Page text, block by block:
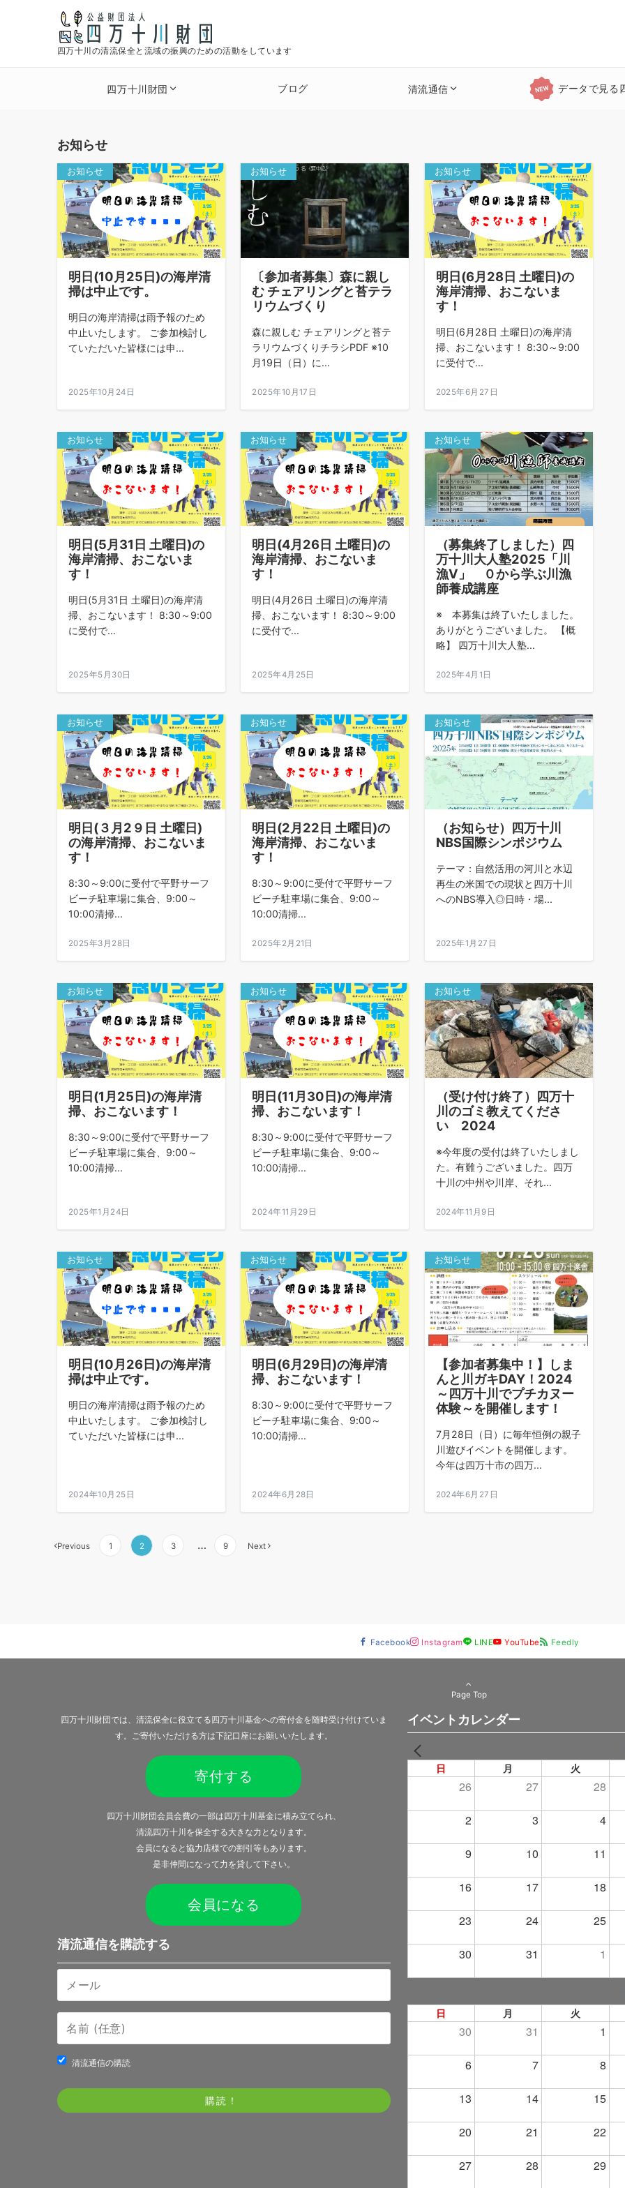
四万十川の清流保全と流域の振興のための活動をしています
四万十川財団 ブログ 清流通信 データで見る
お知らせ
お知らせ
明日(10月25日)の海岸清
掃は中止です。
明日の海岸清掃は雨予報のため
中止いたします。 ご参加検討し
ていただいた皆様には申...
2025年10月24日
お知らせ
〔参加者募集〕森に親し
む チェアリングと苔テラ
リウムづくり
森に親しむ チェアリングと苔テ
ラリウムづくりチラシPDF ※10
月19日（日）に...
2025年10月17日
お知らせ
明日(6月28日 土曜日)の
海岸清掃、おこないま
す！
明日(6月28日 土曜日)の海岸清
掃、おこないます！ 8:30～9:00
に受付で...
2025年6月27日
お知らせ
明日(5月31日 土曜日)の
海岸清掃、おこないま
す！
明日(5月31日 土曜日)の海岸清
掃、おこないます！ 8:30～9:00
に受付で...
2025年5月30日
お知らせ
明日(4月26日 土曜日)の
海岸清掃、おこないま
す！
明日(4月26日 土曜日)の海岸清
掃、おこないます！ 8:30～9:00
に受付で...
2025年4月25日
お知らせ
（募集終了しました）四
万十川大人塾2025「川
漁Ⅴ」 ０から学ぶ川漁
師養成講座
※ 本募集は終了いたしました。
ありがとうございました。 【概
略】 四万十川大人塾...
2025年4月1日
お知らせ
明日(３月2９日 土曜日)
の海岸清掃、おこないま
す！
8:30～9:00に受付で平野サーフ
ビーチ駐車場に集合、9:00～
10:00清掃...
2025年3月28日
お知らせ
明日(2月22日 土曜日)の
海岸清掃、おこないま
す！
8:30～9:00に受付で平野サーフ
ビーチ駐車場に集合、9:00～
10:00清掃...
2025年2月21日
お知らせ
（お知らせ）四万十川
NBS国際シンポジウム
テーマ：自然活用の河川と水辺
再生の米国での現状と四万十川
へのNBS導入◎日時・場...
2025年1月27日
お知らせ
明日(1月25日)の海岸清
掃、おこないます！
8:30～9:00に受付で平野サーフ
ビーチ駐車場に集合、9:00～
10:00清掃...
2025年1月24日
お知らせ
明日(11月30日)の海岸清
掃、おこないます！
8:30～9:00に受付で平野サーフ
ビーチ駐車場に集合、9:00～
10:00清掃...
2024年11月29日
お知らせ
（受け付け終了）四万十
川のゴミ教えてくださ
い 2024
※今年度の受付は終了いたしまし
た。有難うございました。四万
十川の中州や川岸、それ...
2024年11月9日
お知らせ
明日(10月26日)の海岸清
掃は中止です。
明日の海岸清掃は雨予報のため
中止いたします。 ご参加検討し
ていただいた皆様には申...
2024年10月25日
お知らせ
明日(6月29日)の海岸清
掃、おこないます！
8:30～9:00に受付で平野サーフ
ビーチ駐車場に集合、9:00～
10:00清掃...
2024年6月28日
お知らせ
【参加者募集中！】しま
んと川ガキDAY！2024
～四万十川でプチカヌー
体験～を開催します！
7月28日（日）に毎年恒例の親子
川遊びイベントを開催します。
今年は四万十市の四万...
2024年6月27日
投
り
Previous 1 2 3 … 9 Next
Facebook Instagram LINE YouTube Feedly
Page Top
四万十川財団では、清流保全に役立てる四万十川基金への寄付金を随時受け付けていま
す。ご寄付いただける方は下記口座にお願いいたします。
寄付する
四万十川財団会員会費の一部は四万十川基金に積み立てられ、
清流四万十川を保全する大きな力となります。
会員になると 協力店様での割引等もあります。
是非仲間になって力を貸して下さい。
会員になる
清流通信を購読する
清流通信の購読
イベントカレンダー
日 月 火
26 27 28
2 3 4
9 10 11
16 17 18
23 24 25
30 31 1
日 月 火
30 31 1
6 7 8
13 14 15
20 21 22
27 28 29